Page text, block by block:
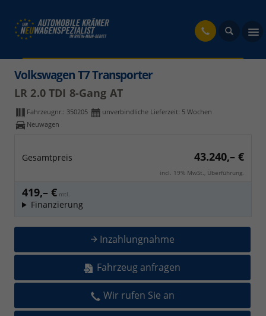
Volkswagen T7 Transporter
LR 2.0 TDI 8-Gang AT
Fahrzeugnr.: 350205 unverbindliche Lieferzeit: 5 Wochen
Neuwagen
Gesamtpreis 43.240,– €
incl. 19% MwSt., Überführung.
419,– € mtl.
Finanzierung
Inzahlungnahme
Fahrzeug anfragen
Wir rufen Sie an